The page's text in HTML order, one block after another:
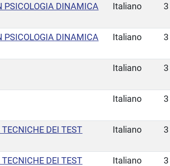
PSICOLOGIA DINAMICA
Italiano 3
PSICOLOGIA DINAMICA
Italiano 3
Italiano 3
Italiano 3
DEI TEST
Italiano 3
DEI TEST
Italiano 3